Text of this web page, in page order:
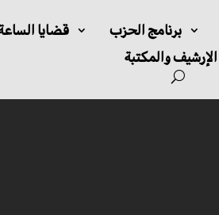
برنامج الحزب
قضايا
الإرشيف والمكتبة